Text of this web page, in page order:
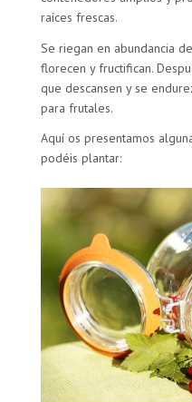
raíces frescas.
Se riegan en abundancia
florecen y fructifican.
que descansen y se
para frutales.
Aquí os presentamos
podéis plantar: